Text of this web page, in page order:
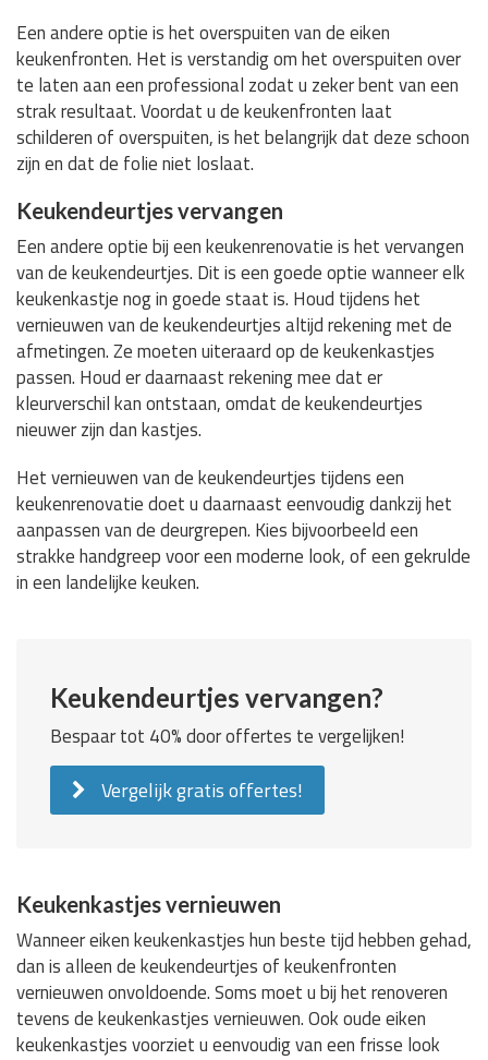
Een andere optie is het overspuiten van de eiken
keukenfronten. Het is verstandig om het overspuiten over
te laten aan een professional zodat u zeker bent van een
strak resultaat. Voordat u de keukenfronten laat
schilderen of overspuiten, is het belangrijk dat deze schoon
zijn en dat de folie niet loslaat.
Keukendeurtjes vervangen
Een andere optie bij een keukenrenovatie is het vervangen
van de keukendeurtjes. Dit is een goede optie wanneer elk
keukenkastje nog in goede staat is. Houd tijdens het
vernieuwen van de keukendeurtjes altijd rekening met de
afmetingen. Ze moeten uiteraard op de keukenkastjes
passen. Houd er daarnaast rekening mee dat er
kleurverschil kan ontstaan, omdat de keukendeurtjes
nieuwer zijn dan kastjes.
Het vernieuwen van de keukendeurtjes tijdens een
keukenrenovatie doet u daarnaast eenvoudig dankzij het
aanpassen van de deurgrepen. Kies bijvoorbeeld een
strakke handgreep voor een moderne look, of een gekrulde
in een landelijke keuken.
Keukendeurtjes vervangen?
Bespaar tot 40% door offertes te vergelijken!
Vergelijk gratis offertes!
Keukenkastjes vernieuwen
Wanneer eiken keukenkastjes hun beste tijd hebben gehad,
dan is alleen de keukendeurtjes of keukenfronten
vernieuwen onvoldoende. Soms moet u bij het renoveren
tevens de keukenkastjes vernieuwen. Ook oude eiken
keukenkastjes voorziet u eenvoudig van een frisse look